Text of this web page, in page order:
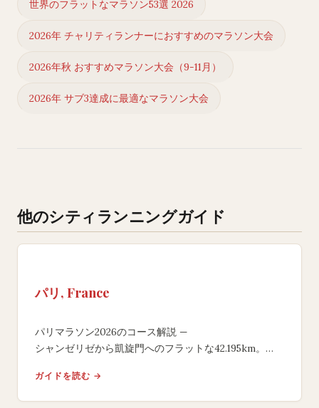
世界のフラットなマラソン53選 2026
2026年 チャリティランナーにおすすめのマラソン大会
2026年秋 おすすめマラソン大会（9-11月）
2026年 サブ3達成に最適なマラソン大会
他のシティランニングガイド
パリ, France
パリマラソン2026のコース解説 —
シャンゼリゼから凱旋門へのフラットな42.195km。
公園のランニングルートやエントリー情報も。
ガイドを読む →